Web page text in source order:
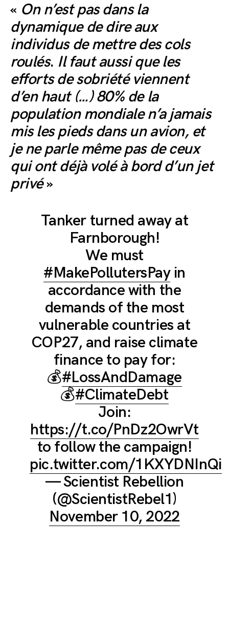
« On n’est pas dans la
dynamique de dire aux
individus de mettre des cols
roulés. Il faut aussi que les
efforts de sobriété viennent
d’en haut (…) 80% de la
population mondiale n’a jamais
mis les pieds dans un avion, et
je ne parle même pas de ceux
qui ont déjà volé à bord d’un jet
privé»
Tanker turned away at
Farnborough!
We must
#MakePollutersPayin
accordance with the
demands of the most
vulnerable countries at
COP27, and raise climate
finance to pay for:
💰#LossAndDamage
💰#ClimateDebt
Join:
https://t.co/PnDz2OwrVt
to follow the campaign!
pic.twitter.com/1KXYDNInQi
— Scientist Rebellion
(@ScientistRebel1)
November 10, 2022